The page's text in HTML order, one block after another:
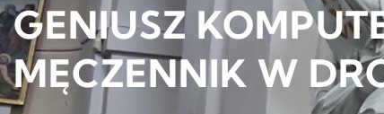
GENIUSZ
MĘCZENNIK W